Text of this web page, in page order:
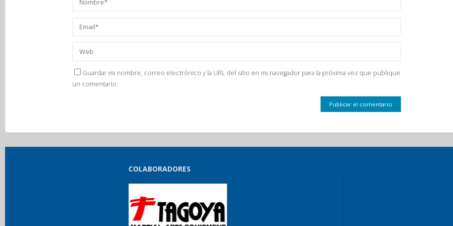
Guardar mi nombre, correo electrónico y la URL del sitio en mi navegador para la próxima vez que publique
un comentario.
COLABORADORES